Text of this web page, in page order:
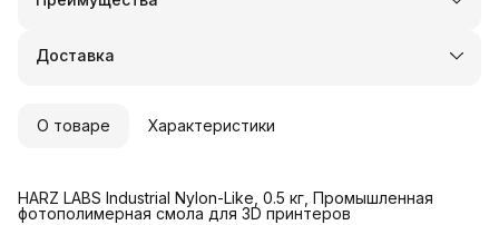
Оплата частями в Сплит
Удобный возврат
Доставка
О товаре Характеристики
HARZ LABS Industrial Nylon-Like, 0.5 кг, Промышленная
фотополимерная смола для 3D принтеров